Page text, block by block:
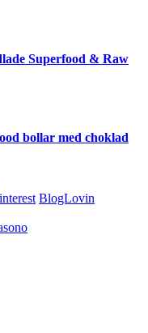
Superfood & Raw
bollar med choklad
BlogLovin